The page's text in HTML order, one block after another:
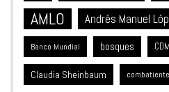
AMLO Andrés Manuel
Banco Mundial bosques
Claudia Sheinbaum